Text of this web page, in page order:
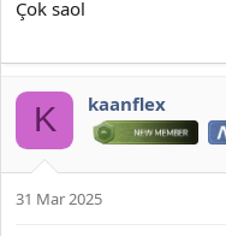
Çok saol
K kaanflex
31 Mar 2025